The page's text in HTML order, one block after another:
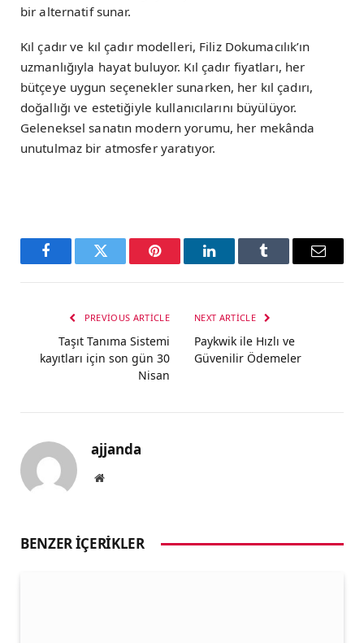
bir alternatif sunar.
Kıl çadır ve kıl çadır modelleri, Filiz Dokumacılık’ın
uzmanlığıyla hayat buluyor. Kıl çadır fiyatları, her
bütçeye uygun seçenekler sunarken, her kıl çadırı,
doğallığı ve estetiğiyle kullanıcılarını büyülüyor.
Geleneksel sanatın modern yorumu, her mekânda
unutulmaz bir atmosfer yaratıyor.
FacebookTwitter Pinterest LinkedInTumblr Email
PREVIOUS ARTICLE
Taşıt Tanıma Sistemi
kayıtları için son gün 30
Nisan
NEXT ARTICLE
Paykwik ile Hızlı ve
Güvenilir Ödemeler
ajjanda
Website
BENZER İÇERIKLER